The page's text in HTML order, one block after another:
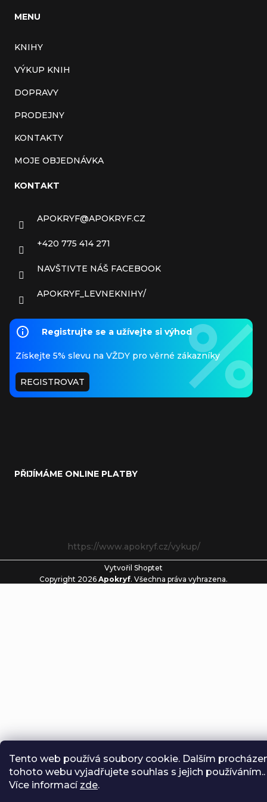
Tento web používá soubory cookie. Dalším
tohoto webu vyjadřujete souhlas s jejich používáním..
Více informací zde.
MENU
KNIHY
VÝKUP KNIH
DOPRAVY
PRODEJNY
KONTAKTY
MOJE OBJEDNÁVKA
KONTAKT
APOKRYF@APOKRYF.CZ
+420 775 414 271
NAVŠTIVTE NÁŠ FACEBOOK
APOKRYF_LEVNEKNIHY/
Registrujte se a užívejte si výhod
Získejte 5% slevu na VŽDY pro věrné zákazníky
REGISTROVAT
PŘIJÍMÁME ONLINE PLATBY
https://www.apokryf.cz/vykup/
Vytvořil Shoptet
Copyright 2026 Apokryf. Všechna práva vyhrazena.